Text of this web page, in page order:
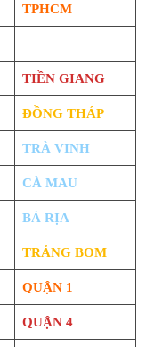
TPHCM
TIỀN GIANG
ĐỒNG THÁP
TRÀ VINH
CÀ MAU
BÀ RỊA
TRẢNG BOM
QUẬN 1
QUẬN 4